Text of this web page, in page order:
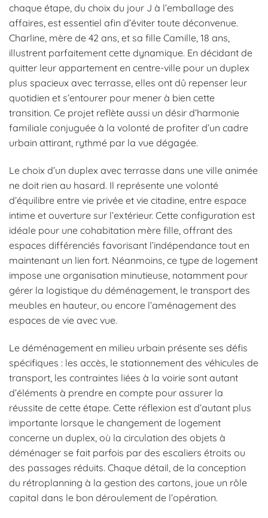
chaque étape, du choix du jour J à l’emballage des
affaires, est essentiel afin d’éviter toute déconvenue.
Charline, mère de 42 ans, et sa fille Camille, 18 ans,
illustrent parfaitement cette dynamique. En décidant de
quitter leur appartement en centre-ville pour un duplex
plus spacieux avec terrasse, elles ont dû repenser leur
quotidien et s’entourer pour mener à bien cette
transition. Ce projet reflète aussi un désir d’harmonie
familiale conjuguée à la volonté de profiter d’un cadre
urbain attirant, rythmé par la vue dégagée.
Le choix d’un duplex avec terrasse dans une ville animée
ne doit rien au hasard. Il représente une volonté
d’équilibre entre vie privée et vie citadine, entre espace
intime et ouverture sur l’extérieur. Cette configuration est
idéale pour une cohabitation mère fille, offrant des
espaces différenciés favorisant l’indépendance tout en
maintenant un lien fort. Néanmoins, ce type de logement
impose une organisation minutieuse, notamment pour
gérer la logistique du déménagement, le transport des
meubles en hauteur, ou encore l’aménagement des
espaces de vie avec vue.
Le déménagement en milieu urbain présente ses défis
spécifiques : les accès, le stationnement des véhicules de
transport, les contraintes liées à la voirie sont autant
d’éléments à prendre en compte pour assurer la
réussite de cette étape. Cette réflexion est d’autant plus
importante lorsque le changement de logement
concerne un duplex, où la circulation des objets à
déménager se fait parfois par des escaliers étroits ou
des passages réduits. Chaque détail, de la conception
du rétroplanning à la gestion des cartons, joue un rôle
capital dans le bon déroulement de l’opération.